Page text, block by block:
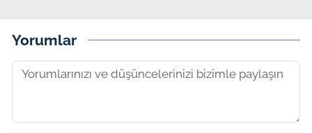
Yorumlar